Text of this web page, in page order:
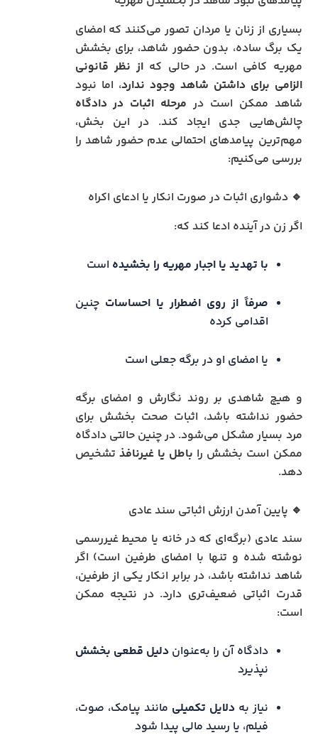
بسیاری از زنان یا مردان تصور می‌کنند که امضای
یک برگ ساده، بدون حضور شاهد، برای بخشش
مهریه کافی است. در حالی که از نظر قانونی
الزامی برای داشتن شاهد وجود ندارد، اما نبود
شاهد ممکن است در مرحله اثبات در دادگاه
چالش‌هایی جدی ایجاد کند. در این بخش،
مهم‌ترین پیامدهای احتمالی عدم حضور شاهد را
بررسی می‌کنیم:
🔹 دشواری اثبات در صورت انکار یا ادعای اکراه
اگر زن در آینده ادعا کند که:
با تهدید یا اجبار مهریه را بخشیده است
صرفاً از روی اضطرار یا احساسات چنین
اقدامی کرده
یا امضای او در برگه جعلی است
و هیچ شاهدی بر روند نگارش و امضای برگه
حضور نداشته باشد، اثبات صحت بخشش برای
مرد بسیار مشکل می‌شود. در چنین حالتی دادگاه
ممکن است بخشش را باطل یا غیرنافذ تشخیص
دهد.
🔹 پایین آمدن ارزش اثباتی سند عادی
سند عادی (برگه‌ای که در خانه یا محیط غیررسمی
نوشته شده و تنها با امضای طرفین است) اگر
شاهد نداشته باشد، در برابر انکار یکی از طرفین،
قدرت اثباتی ضعیف‌تری دارد. در نتیجه ممکن
است:
دادگاه آن را به‌عنواندلیل قطعی بخشش
نپذیرد
نیاز بهدلایل تکمیلی مانند پیامک، صوت،
فیلم، یا رسید مالی پیدا شود